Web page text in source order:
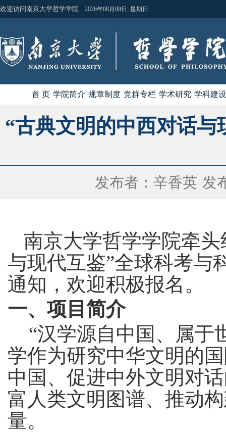
欢迎访问南京大学哲学学院 2026年08月09日 星期日
首 页 学院简介 规章制度 党群专栏 学术研究 学科建设
“古典文明的中西对话
发布者：辛香英 发
南京大学哲学学院牵头
与现代互鉴”全球科考与
通知，欢迎积极报名。
一、项目简介
“汉学源自中国、属于
学作为研究中华文明的
中国、促进中外文明对
富人类文明图谱、推动
量。